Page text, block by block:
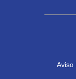
Aviso